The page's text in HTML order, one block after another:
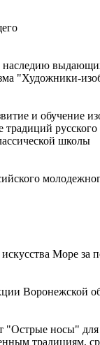
"Художники-
и обучение
традиций
школы
Море за
Воронежской
"Острые носы"
традициям,